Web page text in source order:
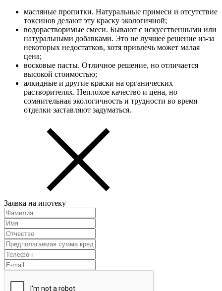
масляные пропитки. Натуральные примеси и отсутствие
токсинов делают эту краску экологичной;
водорастворимые смеси. Бывают с искусственными или
натуральными добавками. Это не лучшее решение из-за
некоторых недостатков, хотя привлечь может малая
цена;
восковые пасты. Отличное решение, но отличается
высокой стоимостью;
алкидные и другие краски на органических
растворителях. Неплохое качество и цена, но
сомнительная экологичность и трудности во время
отделки заставляют задуматься.
Заявка на ипотеку